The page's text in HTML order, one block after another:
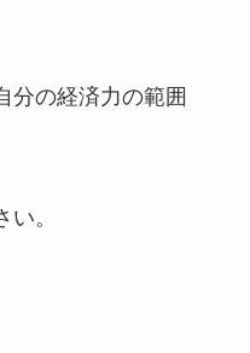
分の経済力の範囲
。